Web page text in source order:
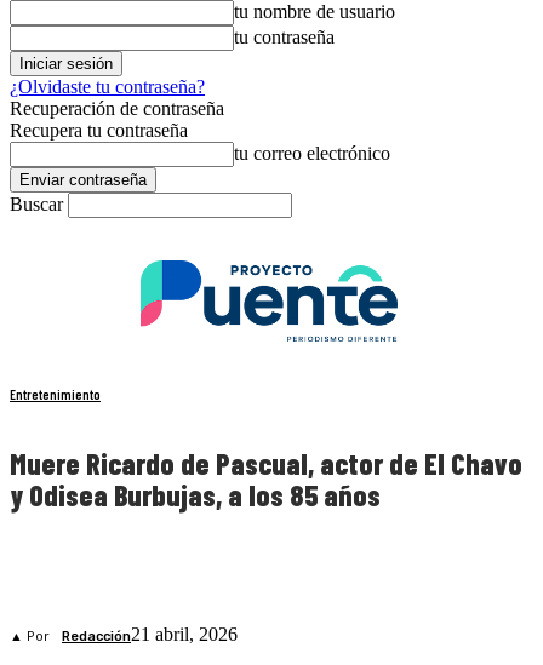
tu nombre de usuario
tu contraseña
¿Olvidaste tu contraseña?
Recuperación de contraseña
Recupera tu contraseña
tu correo electrónico
Buscar
Entretenimiento
Muere Ricardo de Pascual, actor de El Chavo
y Odisea Burbujas, a los 85 años
▲ Por Redacción21 abril, 2026